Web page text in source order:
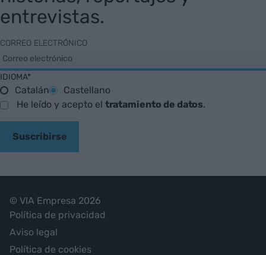
entrevistas.
CORREO ELECTRÓNICO
IDIOMA*
Catalán
Castellano
He leído y acepto el tratamiento de datos.
Suscribirse
© VIA Empresa 2026
Política de privacidad
Aviso legal
Política de cookies